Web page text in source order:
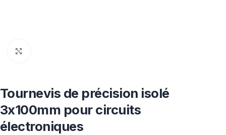
Tournevis de précision isolé
3x100mm pour circuits
électroniques